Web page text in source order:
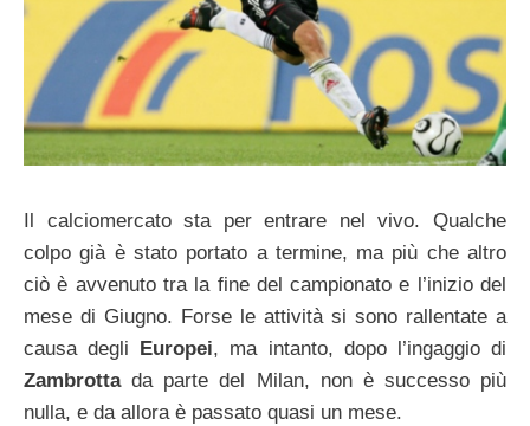
Il calciomercato sta per entrare nel vivo. Qualche
colpo già è stato portato a termine, ma più che altro
ciò è avvenuto tra la fine del campionato e l’inizio del
mese di Giugno. Forse le attività si sono rallentate a
causa degli Europei, ma intanto, dopo l’ingaggio di
Zambrottada parte del Milan, non è successo più
nulla, e da allora è passato quasi un mese.